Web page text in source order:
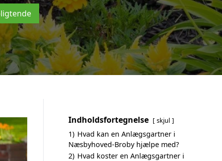
Indholdsfortegnelse skjul
1) Hvad kan en Anlægsgartner i
Næsbyhoved-Broby hjælpe med?
2) Hvad koster en Anlægsgartner i